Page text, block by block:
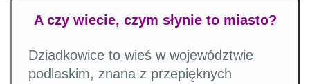
A czy wiecie, czym słynie to miasto?
Dziadkowice to wieś w województwie
podlaskim, znana z przepięknych